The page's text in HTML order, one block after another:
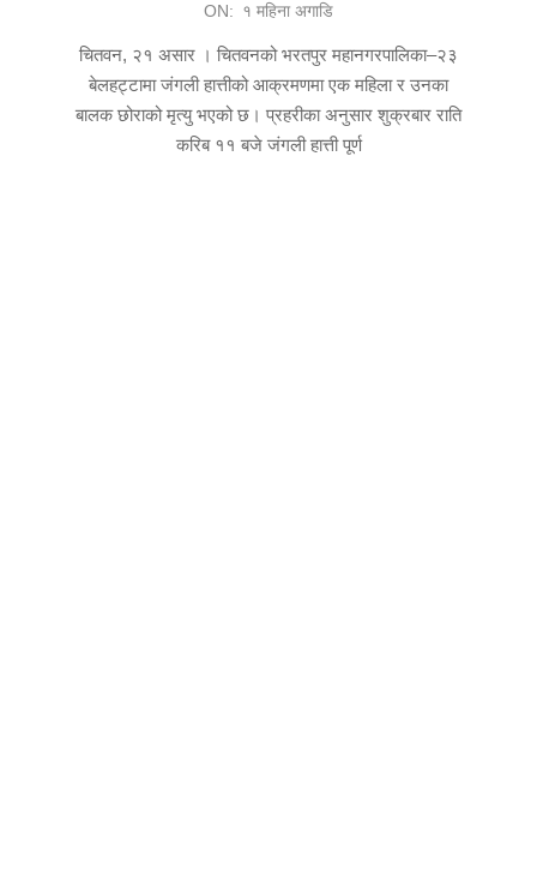
ON: १ महिना अगाडि
चितवन, २१ असार । चितवनको भरतपुर महानगरपालिका–२३
बेलहट्टामा जंगली हात्तीको आक्रमणमा एक महिला र उनका
बालक छोराको मृत्यु भएको छ। प्रहरीका अनुसार शुक्रबार राति
करिब ११ बजे जंगली हात्ती पूर्ण